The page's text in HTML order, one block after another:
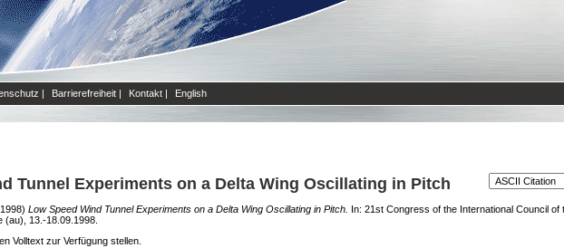
| Barrierefreiheit | Kontakt | English
Tunnel Experiments on a Delta Wing Oscillating in Pitch
Low Speed Wind Tunnel Experiments on a Delta Wing Oscillating in Pitch. In: 21st Congress of the International Council of
(au), 13.-18.09.1998.
Volltext zur Verfügung stellen.